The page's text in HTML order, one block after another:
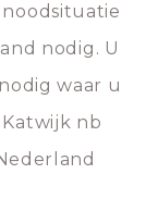
nodig. U
waar u
nb